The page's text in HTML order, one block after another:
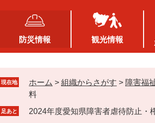
防災情報 観光情報
現在地 ホーム > 組織からさがす > 障害福
料
足あと 2024年度愛知県障害者虐待防止・